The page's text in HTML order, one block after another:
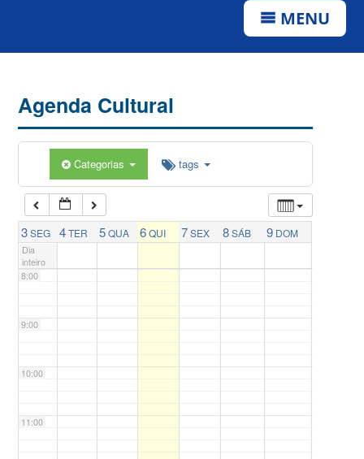
MENU
Agenda Cultural
Categorias tags
3SEG 4TER 5QUA 6QUI 7SEX 8SÁB 9 DOM
Dia
inteiro
5:00
7:00
8:00
9:00
10:00
11:00